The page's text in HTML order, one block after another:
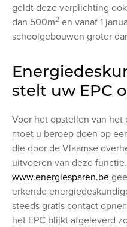
geldt deze verplichting
dan 500m2 en vanaf 1
schoolgebouwen groter
stelt uw EPC
Voor het opstellen van
moet u beroep doen op
die door de Vlaamse
uitvoeren van deze
www.energiesparen.be
erkende
steeds gratis contact
het EPC blijkt afgeleverd